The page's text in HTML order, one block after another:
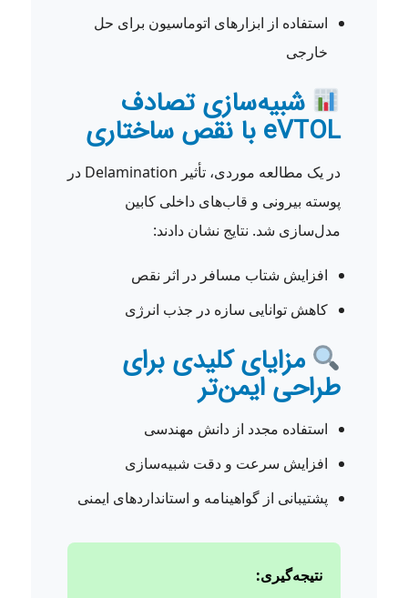
استفاده از ابزارهای اتوماسیون برای حل
خارجی
شبیه‌سازی تصادف
eVTOL با نقص ساختاری
در یک مطالعه موردی، تأثیر Delamination در
پوسته بیرونی و قاب‌های داخلی کابین
مدل‌سازی شد. نتایج نشان دادند:
افزایش شتاب مسافر در اثر نقص
کاهش توانایی سازه در جذب انرژی
مزایای کلیدی برای
طراحی ایمن‌تر
استفاده مجدد از دانش مهندسی
افزایش سرعت و دقت شبیه‌سازی
پشتیبانی از گواهینامه و استانداردهای ایمنی
نتیجه‌گیری: